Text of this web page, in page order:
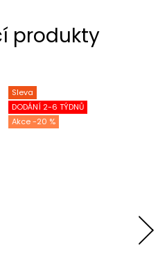
produkty
Sleva
DODÁNÍ 2-6 TÝDNŮ
-20 %